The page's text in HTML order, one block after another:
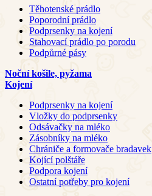
Těhotenské prádlo
Poporodní prádlo
Podprsenky na kojení
Stahovací prádlo po porodu
Podpůrné pásy
Noční košile, pyžama
Kojení
Podprsenky na kojení
Vložky do podprsenky
Odsávačky na mléko
Zásobníky na mléko
Chrániče a formovače bradavek
Kojící polštáře
Podpora kojení
Ostatní potřeby pro kojení